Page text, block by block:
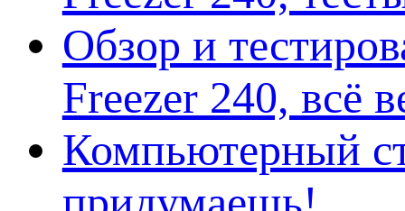
Обзор и
Freezer 240, всё
Компьютерный